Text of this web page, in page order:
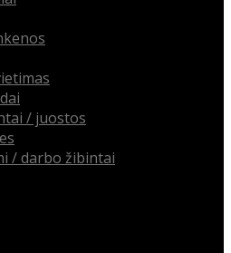
/ juostos
/ darbo žibintai